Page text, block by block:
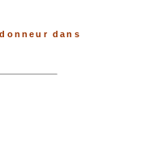
dans